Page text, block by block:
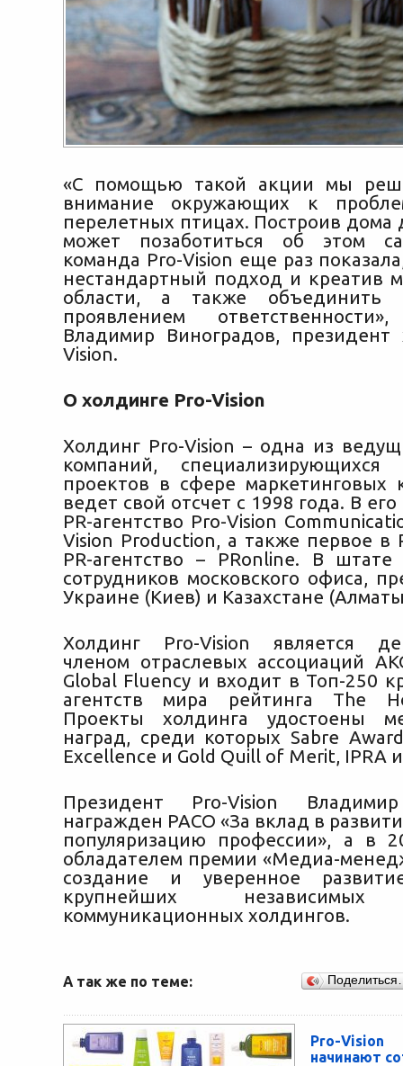
«С помощью такой акции мы
внимание окружающих к
перелетных птицах. Построив дома
может позаботиться об этом
команда Pro-Vision еще раз
нестандартный подход и креатив
области, а также объединить
проявлением
Владимир Виноградов, президент
Vision.
О холдинге Pro-Vision
Холдинг Pro-Vision – одна из
компаний,
проектов в сфере маркетинговых
ведет свой отсчет с 1998 года. В его
PR-агентство Pro-Vision
Vision Production, а также первое в
PR-агентство – PRonline. В штате
сотрудников московского офиса,
Украине (Киев) и Казахстане
Холдинг Pro-Vision является
членом отраслевых ассоциаций
Global Fluency и входит в Топ-250
агентств мира рейтинга The
Проекты холдинга удостоены
наград, среди которых Sabre
Excellence и Gold Quill of Merit, IPRA
Президент Pro-Vision
награжден РАСО «За вклад в
популяризацию профессии», а в
обладателем премии «Медиа-
создание и уверенное
крупнейших независимых
коммуникационных холдингов.
А так же по теме:
Pro-
начинают